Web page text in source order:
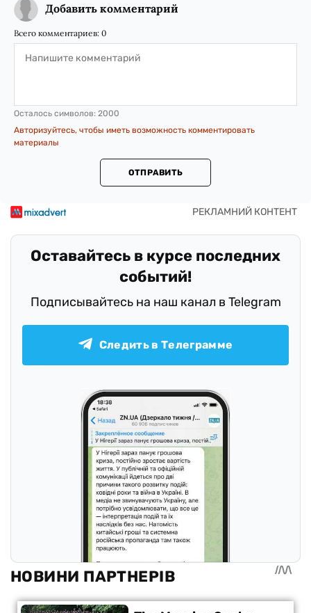
Добавить комментарий
Всего комментариев: 0
Осталось символов: 2000
Авторизуйтесь, чтобы иметь возможность комментировать
материалы
ОТПРАВИТЬ
Оставайтесь в курсе последних
событий!
Подписывайтесь на наш канал в Telegram
Следить в Телеграмме